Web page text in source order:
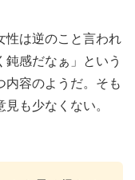
性は逆のこと言われ
感だなぁ」という
容のようだ。そも
も少なくない。